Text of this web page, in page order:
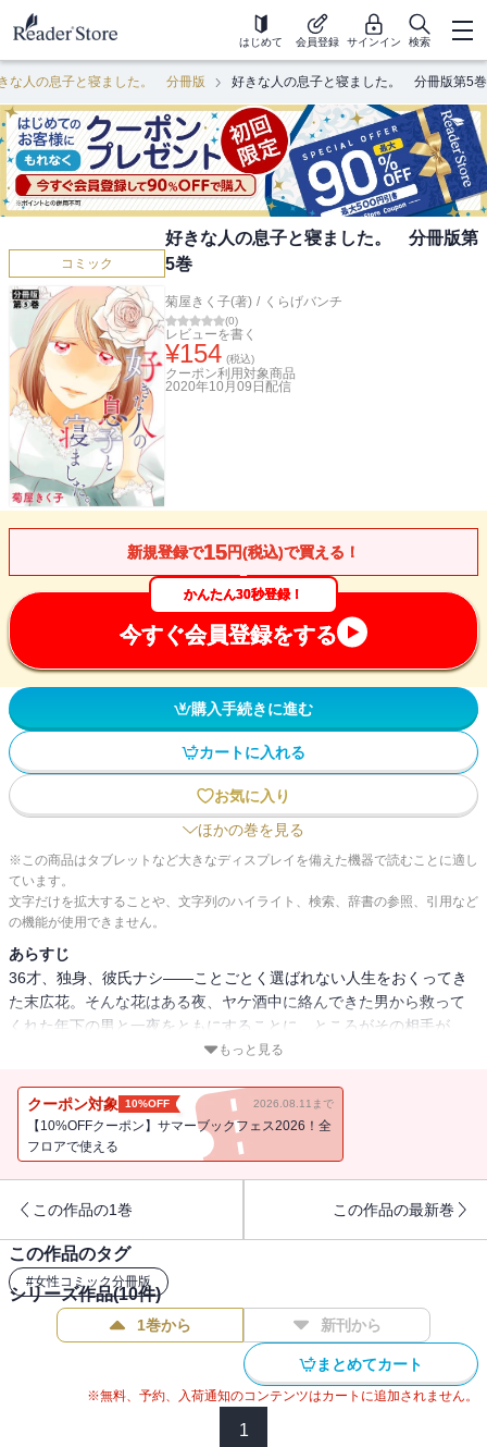
はじめて 会員登録 サインイン 検索
な人の息子と寝ました。 分冊版 好きな人の息子と寝ました。 分冊版第5巻
コミック
好きな人の息子と寝ました。 分冊版第
5巻
菊屋きく子(著) / くらげバンチ
(0)
レビューを書く
¥154 (税込)
クーポン利用対象商品
2020年10月09日 配信
新規登録で15円(税込)で買える！
かんたん30秒登録！
今すぐ会員登録をする
購入手続きに進む
カートに入れる
お気に入り
ほかの巻を見る
※この商品はタブレットなど大きなディスプレイを備えた機器で読むことに適し
ています。
文字だけを拡大することや、文字列のハイライト、検索、辞書の参照、引用など
の機能が使用できません。
あらすじ
36才、独身、彼氏ナシ――ことごとく選ばれない人生をおくってき
た末広花。そんな花はある夜、ヤケ酒中に絡んできた男から救って
くれた年下の男と一夜をともにすることに。ところがその相手が、
初恋相手で幼なじみの息子だと判明し――!? 分冊版第5巻！
もっと見る
クーポン対象 10%OFF 2026.08.11まで
【10%OFFクーポン】サマーブックフェス2026！全
フロアで使える
この作品の1巻 この作品の最新巻
この作品のタグ
#女性コミック分冊版
シリーズ作品(10件)
1巻から 新刊から
まとめてカート
※無料、予約、入荷通知のコンテンツはカートに追加されません。
1